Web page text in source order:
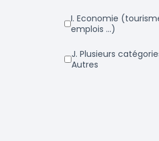
i. Economie (tourisme,
emplois ...)
j. Plusieurs catégories /
Autres